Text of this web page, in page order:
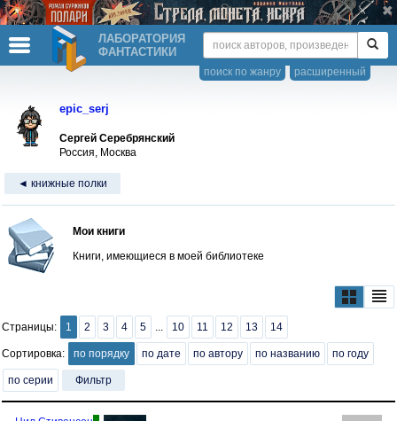
ЛАБОРАТОРИЯ
ФАНТАСТИКИ
расширенный
поиск по жанру
epic_serj
Сергей Серебрянский
Россия, Москва
◄ книжные полки
Мои книги
Книги, имеющиеся в моей библиотеке
Страницы: 1 2 3 4 5 ... 10 11 12 13 14
Сортировка: по порядку по дате по автору по названию по году
по серии Фильтр